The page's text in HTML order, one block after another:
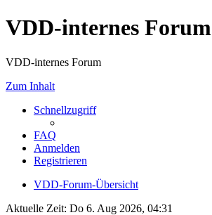
VDD-internes Forum
VDD-internes Forum
Zum Inhalt
Schnellzugriff
FAQ
Anmelden
Registrieren
VDD-Forum-Übersicht
Aktuelle Zeit: Do 6. Aug 2026, 04:31